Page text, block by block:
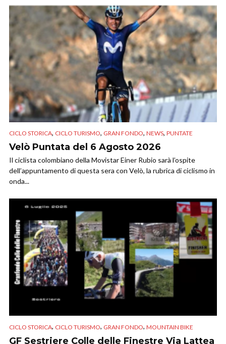
CICLO STORICA, CICLO TURISMO, GRAN FONDO, NEWS, PUNTATE
Velò Puntata del 6 Agosto 2026
Il ciclista colombiano della Movistar Einer Rubio sarà l’ospite
dell’appuntamento di questa sera con Velò, la rubrica di ciclismo in
onda...
CICLO STORICA, CICLO TURISMO, GRAN FONDO, MOUNTAIN BIKE
GF Sestriere Colle delle Finestre Via Lattea